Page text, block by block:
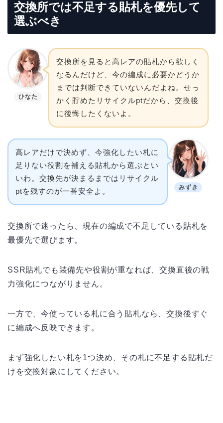
交換所では不足する貼札を優先して
選ぶべき
ひなた
交換所を見ると高レアの貼札から欲しく
なるんだけど、今の編成に必要かどうか
までは判断できていないんだよね。せっ
かく貯めたリサイクルptだから、交換後
に後悔したくないよ。
みずき
高レアだけで決めず、今強化したい札に
足りない役割を補える貼札から選ぶとい
いわ。交換先が決まるまではリサイクル
ptを残すのが一番安全よ。
交換所で迷ったら、現在の編成で不足している貼札を
最優先で選びます。
SSR貼札でも装備先や役割が重なれば、交換直後の戦
力強化につながりません。
一方で、今使っている札に合う貼札なら、交換後すぐ
に編成へ反映できます。
まず強化したい札を1つ決め、その札に不足する貼札だ
けを交換対象にしてください。